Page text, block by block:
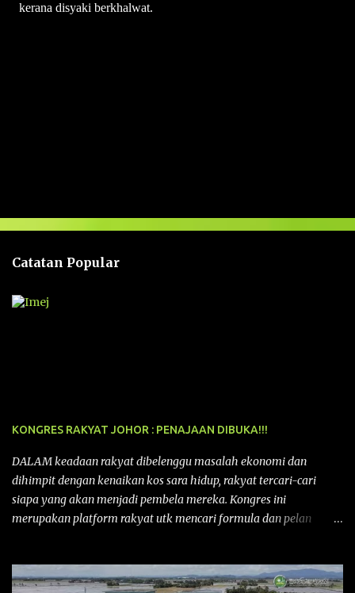
kerana disyaki berkhalwat.
a
n
Catatan Popular
KONGRES RAKYAT JOHOR : PENAJAAN DIBUKA!!!
DALAM keadaan rakyat dibelenggu masalah ekonomi dan
dihimpit dengan kenaikan kos sara hidup, rakyat tercari-cari
siapa yang akan menjadi pembela mereka. Kongres ini
merupakan platform rakyat utk mencari formula dan pelan
pertama yang telah diadakan pada 12 September 2015 di Shah